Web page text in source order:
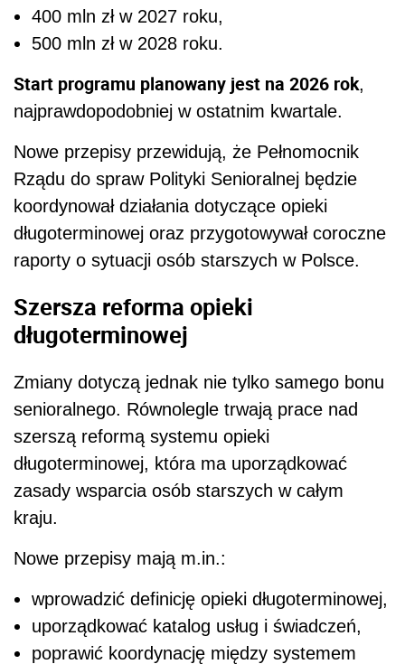
400 mln zł w 2027 roku,
500 mln zł w 2028 roku.
Start programu planowany jest na 2026 rok,
najprawdopodobniej w ostatnim kwartale.
Nowe przepisy przewidują, że Pełnomocnik
Rządu do spraw Polityki Senioralnej będzie
koordynował działania dotyczące opieki
długoterminowej oraz przygotowywał coroczne
raporty o sytuacji osób starszych w Polsce.
Szersza reforma opieki
długoterminowej
Zmiany dotyczą jednak nie tylko samego bonu
senioralnego. Równolegle trwają prace nad
szerszą reformą systemu opieki
długoterminowej, która ma uporządkować
zasady wsparcia osób starszych w całym
kraju.
Nowe przepisy mają m.in.:
wprowadzić definicję opieki długoterminowej,
uporządkować katalog usług i świadczeń,
poprawić koordynację między systemem